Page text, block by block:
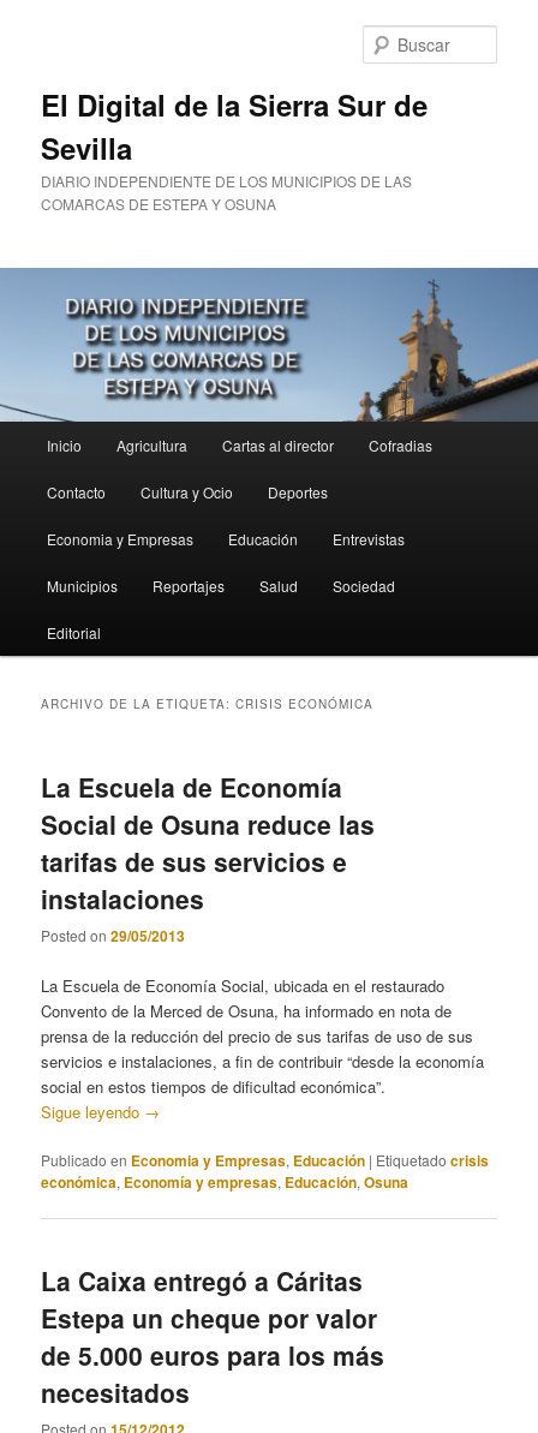
El Digital de la Sierra Sur de
Sevilla
DIARIO INDEPENDIENTE DE LOS MUNICIPIOS DE LAS
COMARCAS DE ESTEPA Y OSUNA
principal
Inicio Agricultura Cartas al director Cofradias
Contacto Cultura y Ocio Deportes
Economia y Empresas Educación Entrevistas
Municipios Reportajes Salud Sociedad
Editorial
ARCHIVO DE LA ETIQUETA:CRISIS ECONÓMICA
La Escuela de Economía
Social de Osuna reduce las
tarifas de sus servicios e
instalaciones
Posted on29/05/2013
La Escuela de Economía Social, ubicada en el restaurado
Convento de la Merced de Osuna, ha informado en nota de
prensa de la reducción del precio de sus tarifas de uso de sus
servicios e instalaciones, a fin de contribuir “desde la economía
social en estos tiempos de dificultad económica”.
Sigue leyendo →
Publicado en Economia y Empresas, Educación | Etiquetado crisis
económica, Economía y empresas, Educación,Osuna
La Caixa entregó a Cáritas
Estepa un cheque por valor
de 5.000 euros para los más
necesitados